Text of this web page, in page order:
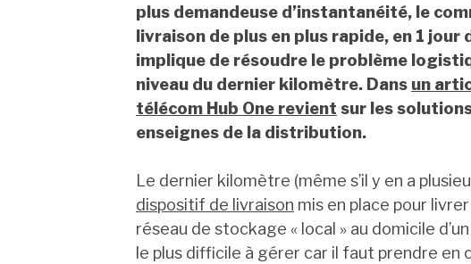
plus demandeuse d’instantanéité, le
livraison de plus en plus rapide, en 1
implique de résoudre le problème
niveau du dernier kilomètre. Dans un
télécom Hub One revient sur les
enseignes de la distribution.
Le dernier kilomètre (même s’il y en a
dispositif de livraison mis en place pour
réseau de stockage « local » au domicile
le plus difficile à gérer car il faut prendre en